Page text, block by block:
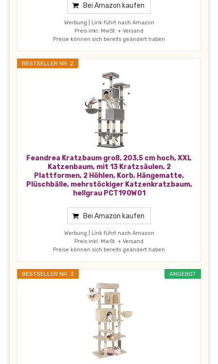
Bei Amazon kaufen
Werbung | Link führt nach Amazon
Preis inkl. MwSt. + Versand
Preise können sich bereits geändert haben
BESTSELLER NR. 2
Feandrea Kratzbaum groß, 203,5 cm hoch, XXL
Katzenbaum, mit 13 Kratzsäulen, 2
Plattformen, 2 Höhlen, Korb, Hängematte,
Plüschbälle, mehrstöckiger Katzenkratzbaum,
hellgrau PCT190W01
Bei Amazon kaufen
Werbung | Link führt nach Amazon
Preis inkl. MwSt. + Versand
Preise können sich bereits geändert haben
ANGEBOT
BESTSELLER NR. 3